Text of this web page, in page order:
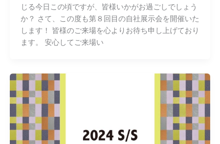
じる今日この頃ですが、皆様いかがお過ごしでしょう
か？ さて、この度も第８回目の自社展示会を開催いた
します！ 皆様のご来場を心よりお待ち申し上げており
ます。 安心してご来場い